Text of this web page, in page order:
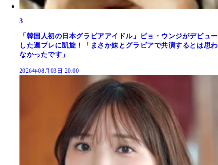
3
「韓国人初の日本グラビアアイドル」ピョ・ウンジがデビュー
した週プレに凱旋！「まさか妹とグラビアで共演するとは思わ
なかったです」
2026年08月03日 20:00